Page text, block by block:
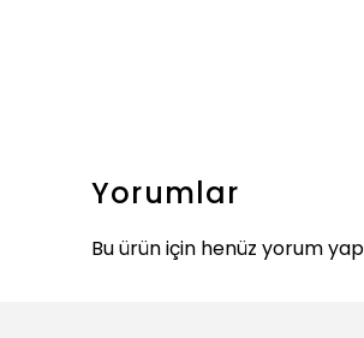
Yorumlar
Bu ürün için henüz yorum